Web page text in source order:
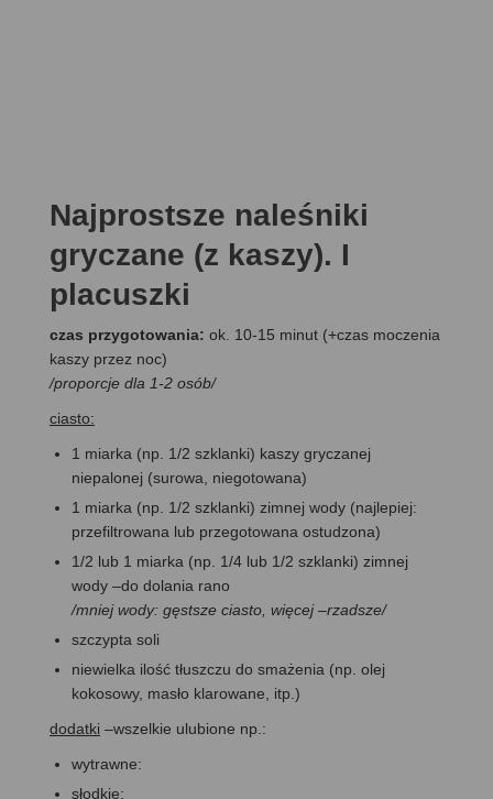
Najprostsze naleśniki
gryczane (z kaszy). I
placuszki
czas przygotowania: ok. 10-15 minut (+czas moczenia
kaszy przez noc)
/proporcje dla 1-2 osób/
ciasto:
1 miarka (np. 1/2 szklanki) kaszy gryczanej
niepalonej (surowa, niegotowana)
1 miarka (np. 1/2 szklanki) zimnej wody (najlepiej:
przefiltrowana lub przegotowana ostudzona)
1/2 lub 1 miarka (np. 1/4 lub 1/2 szklanki) zimnej
wody –do dolania rano
/mniej wody: gęstsze ciasto, więcej –rzadsze/
szczypta soli
niewielka ilość tłuszczu do smażenia (np. olej
kokosowy, masło klarowane, itp.)
dodatki –wszelkie ulubione np.:
wytrawne:
słodkie: